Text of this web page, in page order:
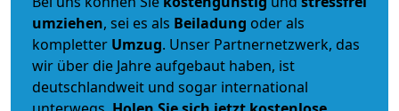
umziehen, sei es als Beiladung oder als
kompletter Umzug. Unser Partnernetzwerk, das
wir über die Jahre aufgebaut haben, ist
deutschlandweit und sogar international